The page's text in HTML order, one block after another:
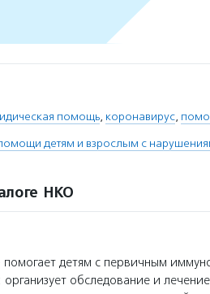
помощь, коронавирус,
детям и взрослым с
НКО
помогает детям с первичным
обследование и